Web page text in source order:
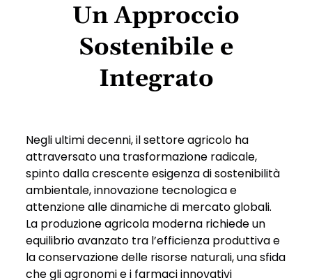
Un Approccio
Sostenibile e
Integrato
Negli ultimi decenni, il settore agricolo ha
attraversato una trasformazione radicale,
spinto dalla crescente esigenza di sostenibilità
ambientale, innovazione tecnologica e
attenzione alle dinamiche di mercato globali.
La produzione agricola moderna richiede un
equilibrio avanzato tra l’efficienza produttiva e
la conservazione delle risorse naturali, una sfida
che gli agronomi e i farmaci innovativi